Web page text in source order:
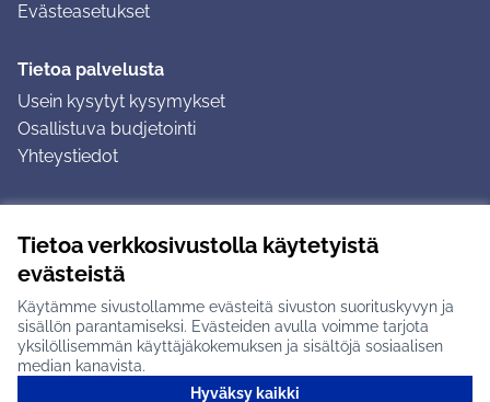
Tietoa verkkosivustolla käytetyistä
evästeistä
Käytämme sivustollamme evästeitä sivuston suorituskyvyn ja
sisällön parantamiseksi. Evästeiden avulla voimme tarjota
yksilöllisemmän käyttäjäkokemuksen ja sisältöjä sosiaalisen
median kanavista.
Hyväksy kaikki
Evästeasetukset
Tietoa palvelusta
Usein kysytyt kysymykset
Osallistuva budjetointi
Yhteystiedot
Ohjeet kirjautumiseen
Ohjeet kommentin jättämiseen